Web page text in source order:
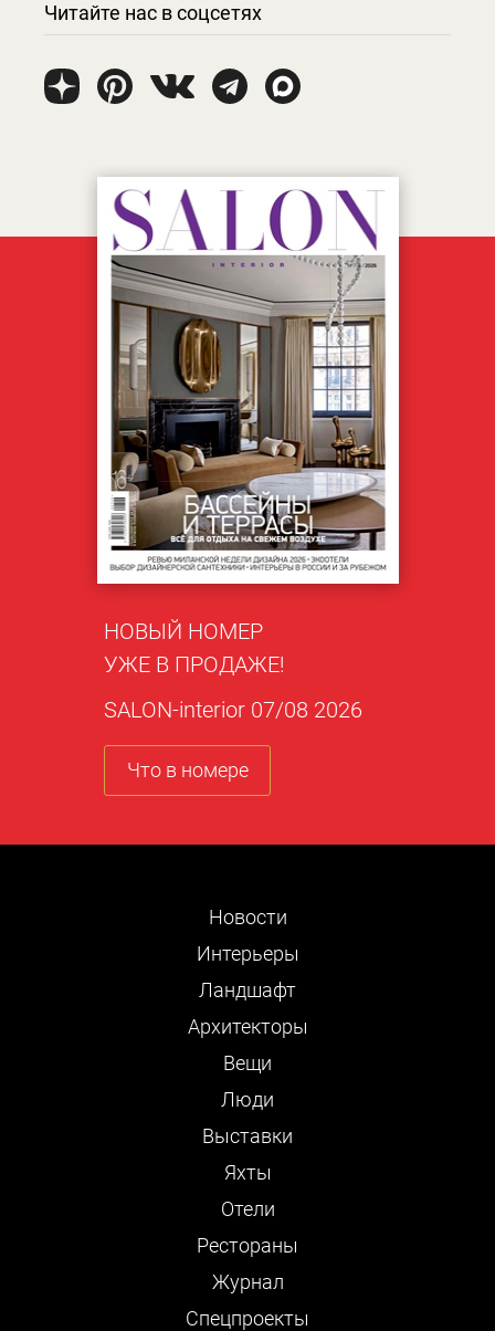
Читайте нас в соцсетях
НОВЫЙ НОМЕР
УЖЕ В ПРОДАЖЕ!
SALON-interior 07/08 2026
Что в номере
Новости
Интерьеры
Ландшафт
Архитекторы
Вещи
Люди
Выставки
Яхты
Отели
Рестораны
Журнал
Cпецпроекты